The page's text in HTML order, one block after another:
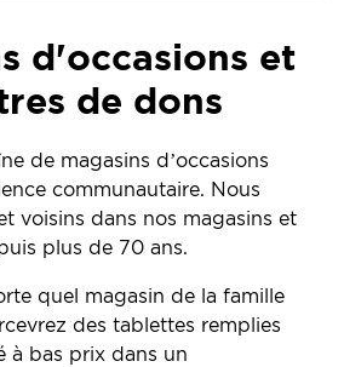
d'occasions et
de dons
de magasins d’occasions
communautaire. Nous
voisins dans nos magasins et
plus de 70 ans.
quel magasin de la famille
des tablettes remplies
à bas prix dans un